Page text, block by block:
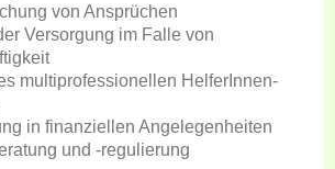
von Ansprüchen
Versorgung im Falle von
multiprofessionellen HelferInnen-
in finanziellen Angelegenheiten
und -regulierung